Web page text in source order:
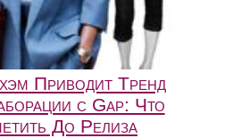
Приводит Тренд
с Gap: Что
До Релиза